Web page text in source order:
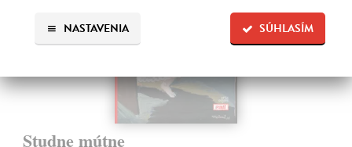
SÚHLASÍM
NASTAVENIA
Studne mútne